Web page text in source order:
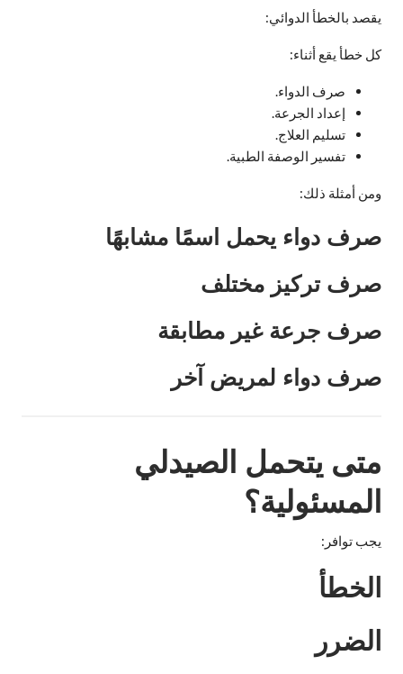
يقصد بالخطأ الدوائي:
كل خطأ يقع أثناء:
صرف الدواء.
إعداد الجرعة.
تسليم العلاج.
تفسير الوصفة الطبية.
ومن أمثلة ذلك:
صرف دواء يحمل اسمًا مشابهًا
صرف تركيز مختلف
صرف جرعة غير مطابقة
صرف دواء لمريض آخر
متى يتحمل الصيدلي
المسئولية؟
يجب توافر:
الخطأ
الضرر